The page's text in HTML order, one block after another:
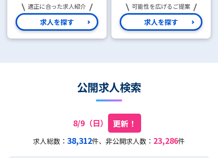
適正に合った求人紹介
求人を探す
可能性を広げるご提案
求人を探す
公開求人検索
8/9（日） 更新！
求人総数： 38,312件、非公開求人数： 23,286件